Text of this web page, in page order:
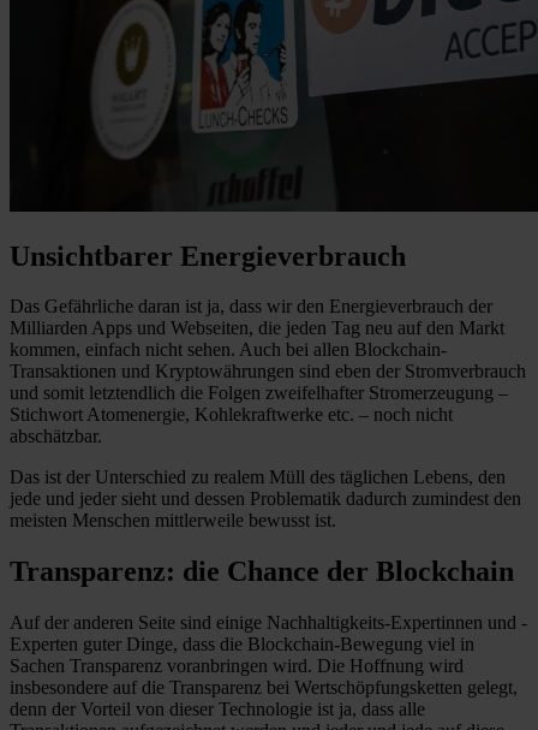
Unsichtbarer Energieverbrauch
Das Gefährliche daran ist ja, dass wir den Energieverbrauch der
Milliarden Apps und Webseiten, die jeden Tag neu auf den Markt
kommen, einfach nicht sehen. Auch bei allen Blockchain-
Transaktionen und Kryptowährungen sind eben der Stromverbrauch
und somit letztendlich die Folgen zweifelhafter Stromerzeugung –
Stichwort Atomenergie, Kohlekraftwerke etc. – noch nicht
abschätzbar.
Das ist der Unterschied zu realem Müll des täglichen Lebens, den
jede und jeder sieht und dessen Problematik dadurch zumindest den
meisten Menschen mittlerweile bewusst ist.
Transparenz: die Chance der Blockchain
Auf der anderen Seite sind einige Nachhaltigkeits-Expertinnen und -
Experten guter Dinge, dass die Blockchain-Bewegung viel in
Sachen Transparenz voranbringen wird. Die Hoffnung wird
insbesondere auf die Transparenz bei Wertschöpfungsketten gelegt,
denn der Vorteil von dieser Technologie ist ja, dass alle